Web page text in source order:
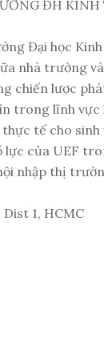
ĐH
Đại học Kinh
nhà trường
chiến lược
trong lĩnh
tế cho sinh
của UEF
nhập thị
1, HCMC